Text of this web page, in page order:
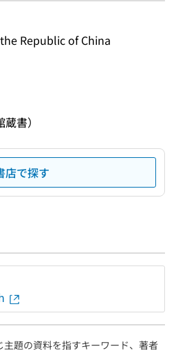
Republic of China
書）
店で探す
題の資料を指すキーワード、著者